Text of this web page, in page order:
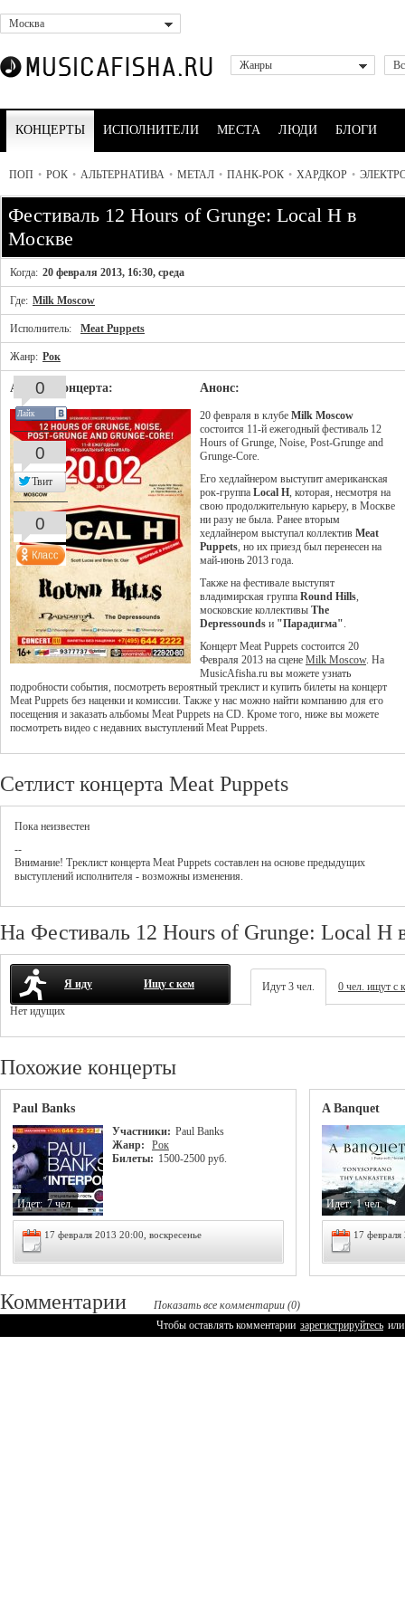
Москва
Жанры
КОНЦЕРТЫ ИСПОЛНИТЕЛИ МЕСТА ЛЮДИ БЛОГИ
ПОП • РОК • АЛЬТЕРНАТИВА • МЕТАЛ • ПАНК-РОК • ХАРДКОР •
Фестиваль 12 Hours of Grunge: Local H в
Москве
Когда: 20 февраля 2013, 16:30, среда
Где: Milk Moscow
Исполнитель: Meat Puppets
Жанр: Рок
Афиша концерта: Анонс:
20 февраля в клубе Milk Moscow
состоится 11-й ежегодный фестиваль 12
Hours of Grunge, Noise, Post-Grunge and
Grunge-Core.
Его хедлайнером выступит американская
рок-группа Local H, которая, несмотря на
свою продолжительную карьеру, в Москве
ни разу не была. Ранее вторым
хедлайнером выступал коллектив Meat
Puppets, но их приезд был перенесен на
май-июнь 2013 года.
Также на фестивале выступят
владимирская группа Round Hills,
московские коллективы The
Depressounds и "Парадигма".
Концерт Meat Puppets состоится 20
Февраля 2013 на сцене Milk Moscow. На
MusicAfisha.ru вы можете узнать
подробности события, посмотреть вероятный треклист и купить билеты на концерт
Meat Puppets без наценки и комиссии. Также у нас можно найти компанию для его
посещения и заказать альбомы Meat Puppets на CD. Кроме того, ниже вы можете
посмотреть видео с недавних выступлений Meat Puppets.
Сетлист концерта Meat Puppets
Пока неизвестен
--
Внимание! Треклист концерта Meat Puppets составлен на основе предыдущих
выступлений исполнителя - возможны изменения.
На Фестиваль 12 Hours of Grunge: Local H
Я иду Ищу с кем Идут 3 чел.
0 чел. ищут с
Нет идущих
Похожие концерты
Paul Banks
Участники: Paul Banks
Жанр:
Рок
Билеты: 1500-2500 руб.
Идет: 7 чел.
17 февраля 2013 20:00, воскресенье
A Banquet
Идет: 1 чел.
17 февраля
Комментарии
Показать все комментарии (0)
Чтобы оставлять комментарии зарегистрируйтесь или
0
Лайк
0
Твит
0